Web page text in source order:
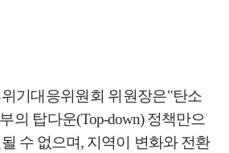
기대응위원회 위원장은"탄소
의 탑다운(Top-down)정책만으
수 없으며, 지역이 변화와 전환